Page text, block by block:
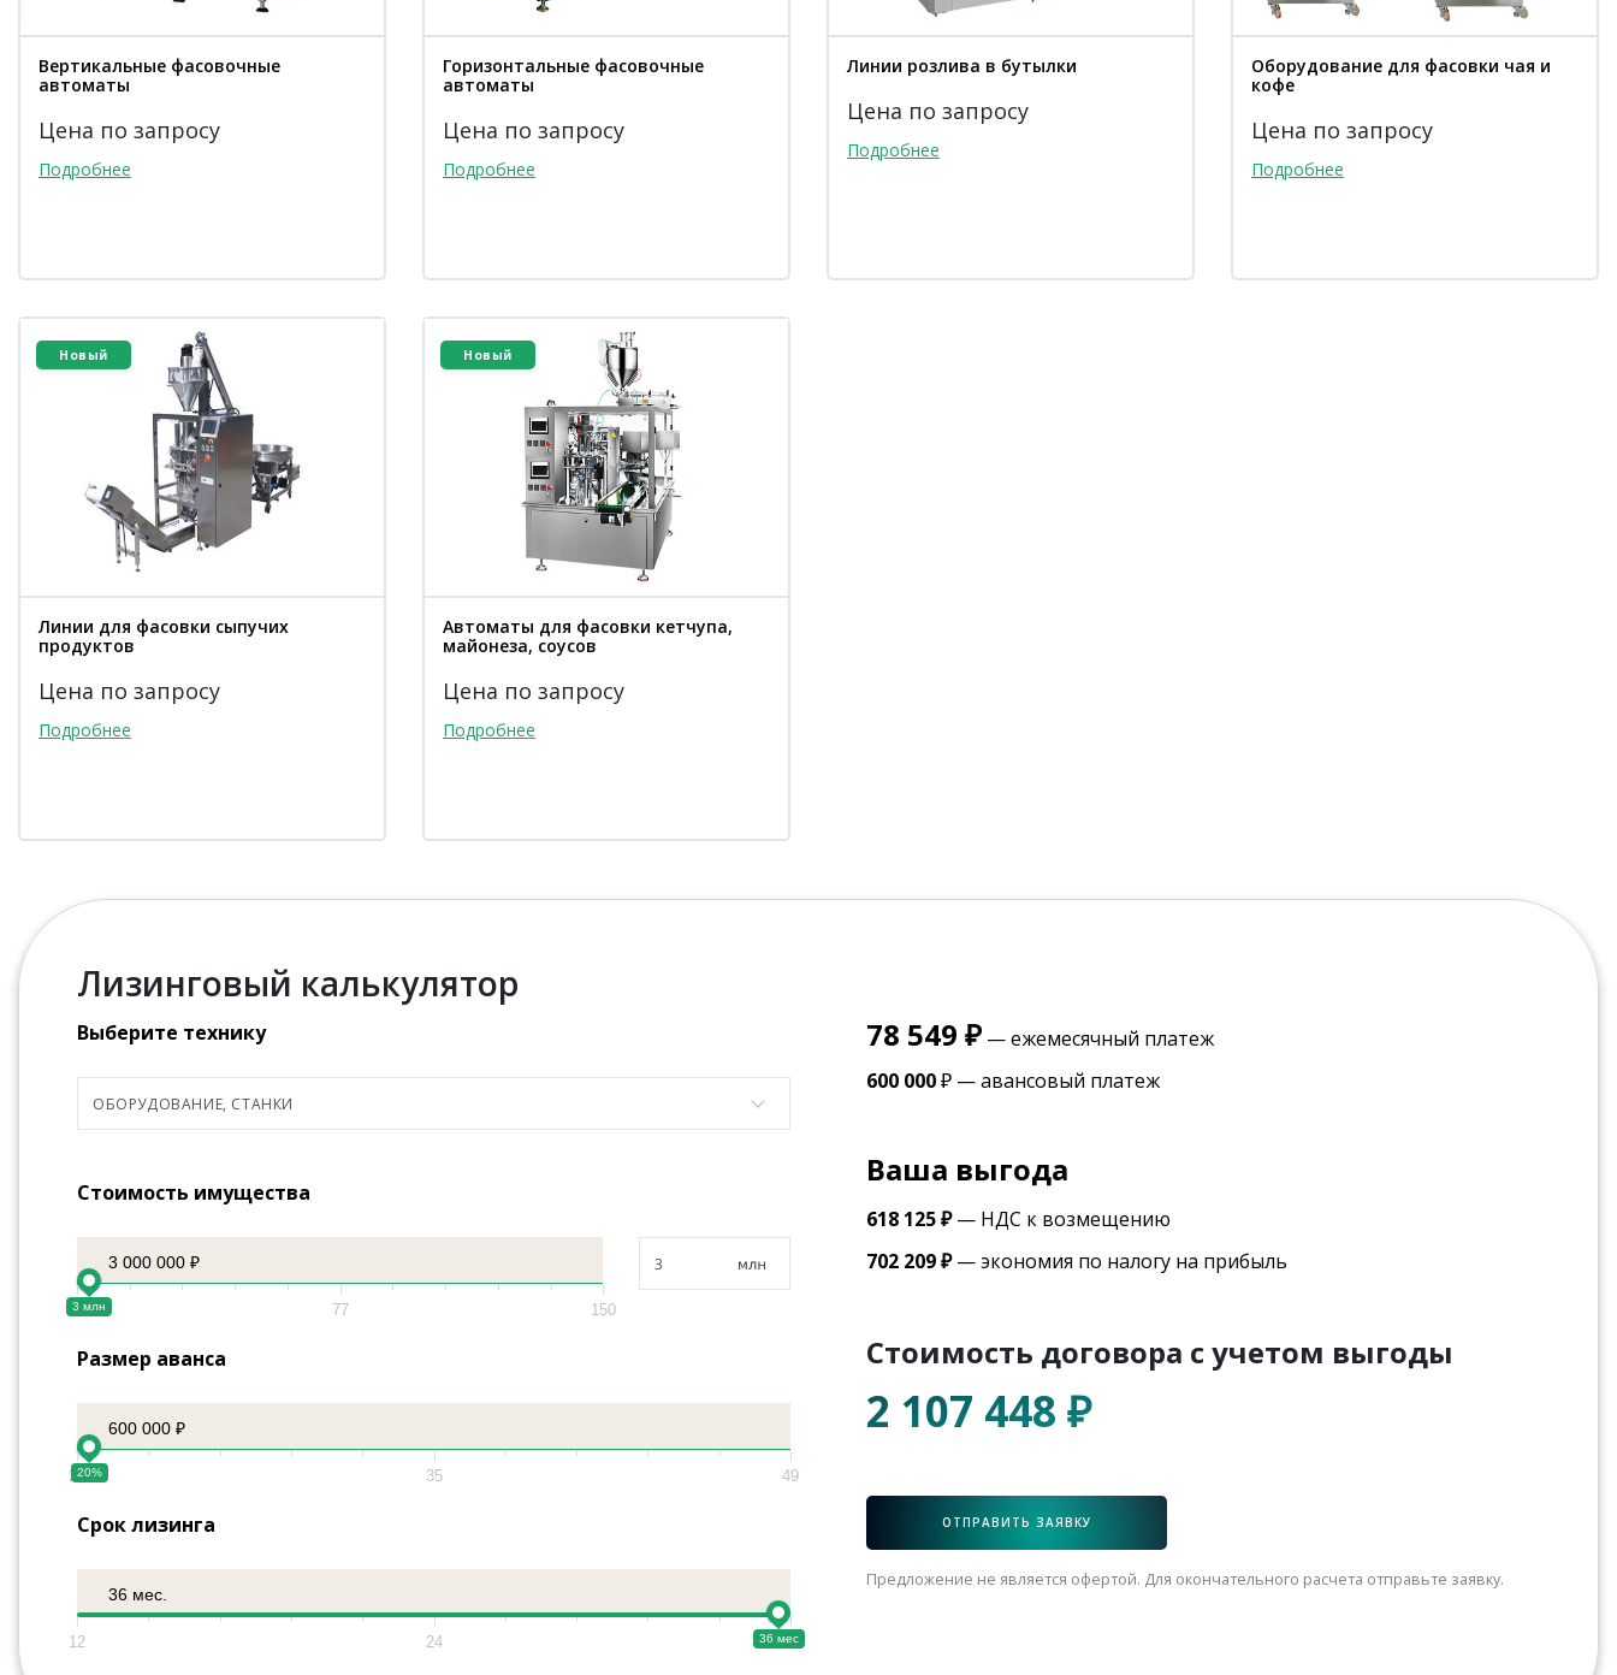
Вертикальные фасовочные
автоматы
Цена по запросу
Подробнее
Горизонтальные фасовочные
автоматы
Цена по запросу
Подробнее
Линии розлива в бутылки
Цена по запросу
Подробнее
Оборудование для фасовки чая и
кофе
Цена по запросу
Подробнее
Новый
Линии для фасовки сыпучих
продуктов
Цена по запросу
Подробнее
Новый
Автоматы для фасовки кетчупа,
майонеза, соусов
Цена по запросу
Подробнее
Лизинговый калькулятор
Выберите технику
Стоимость имущества
3 млн
3 000 000 ₽
3 77 150
Размер аванса
20%
600 000 ₽
20 35 49
Срок лизинга
36 мес
36 мес.
12 24 36
78 549 ₽ — ежемесячный платеж
600 000₽ — авансовый платеж
Ваша выгода
618 125₽— НДС к возмещению
702 209₽— экономия по налогу на прибыль
Стоимость договора с учетом выгоды
2 107 448 ₽
ОТПРАВИТЬ ЗАЯВКУ
Предложение не является офертой. Для окончательного расчета отправьте заявку.